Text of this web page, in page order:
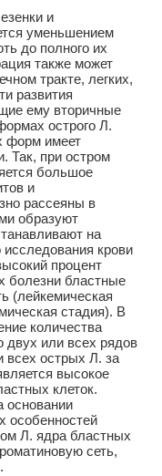
и
уменьшением
до полного их
также может
тракте, легких,
развития
ему вторичные
острого Л.
форм имеет
Так, при остром
большое
и
рассеяны в
образуют
на
исследования крови
процент
болезни бластные
(лейкемическая
стадия). В
количества
двух или всех рядов
всех острых Л. за
высокое
клеток.
основании
особенностей
Л. ядра бластных
сеть,